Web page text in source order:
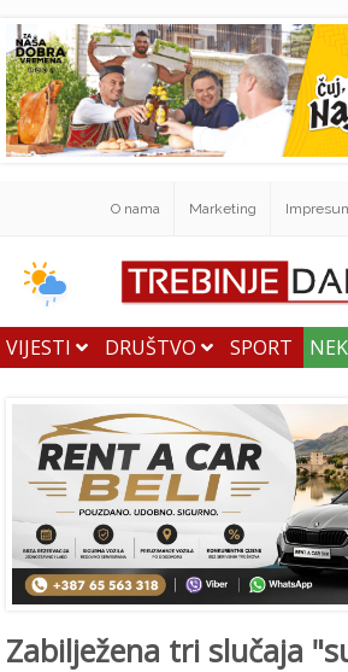
O nama Marketing
VIJESTI DRUŠTVO SPORT
Zabilježena tri slučaja